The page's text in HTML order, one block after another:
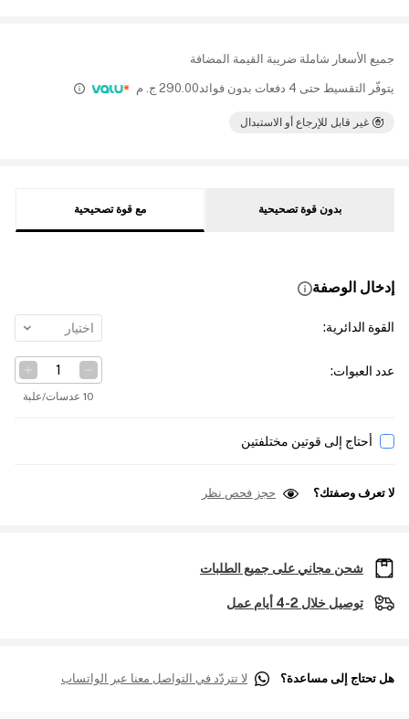
جميع الأسعار شاملة ضريبة القيمة المضافة
يتوفّر التقسيط حتى 4 دفعات بدون فوائد 290.00 ج. م
غير قابل للإرجاع أو الاستبدال
بدون قوة تصحيحية مع قوة تصحيحية
إدخال الوصفة
القوة الدائرية: اختيار
عدد العبوات:
10 عدسات/علبة
أحتاج إلى قوتين مختلفتين
لا تعرف وصفتك؟ حجز فحص نظر
شحن مجاني على جميع الطلبات
توصيل خلال 2-4 أيام عمل
هل تحتاج إلى مساعدة؟ لا تتردّد في التواصل معنا عبر الواتساب